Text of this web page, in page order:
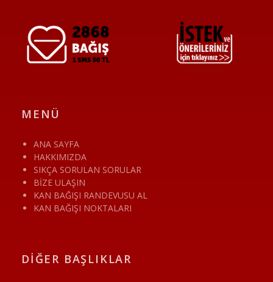
MENÜ
ANA SAYFA
HAKKIMIZDA
SIKÇA SORULAN SORULAR
BİZE ULAŞIN
KAN BAĞIŞI RANDEVUSU AL
KAN BAĞIŞI NOKTALARI
DİĞER BAŞLIKLAR